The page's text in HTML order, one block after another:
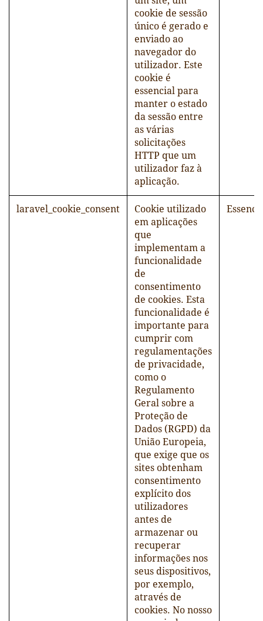
cookie de sessão
único é gerado e
enviado ao
navegador do
utilizador. Este
cookie é
essencial para
manter o estado
da sessão entre
as várias
solicitações
HTTP que um
utilizador faz à
aplicação.
laravel_cookie_consent
Cookie utilizado
em aplicações
que
implementam a
funcionalidade
de
consentimento
de cookies. Esta
funcionalidade é
importante para
cumprir com
regulamentações
de privacidade,
como o
Regulamento
Geral sobre a
Proteção de
Dados (RGPD) da
União Europeia,
que exige que os
sites obtenham
consentimento
explícito dos
utilizadores
antes de
armazenar ou
recuperar
informações nos
seus dispositivos,
por exemplo,
através de
cookies. No nosso